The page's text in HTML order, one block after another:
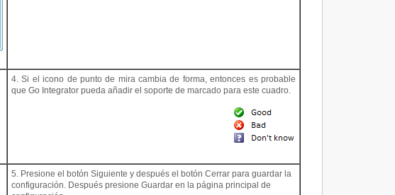
4. Si el icono de punto de mira cambia de forma, entonces es probable
que Go Integrator pueda añadir el soporte de marcado para este cuadro.
5. Presione el botón Siguiente y después el botón Cerrar para guardar la
configuración. Después presione Guardar en la página principal de